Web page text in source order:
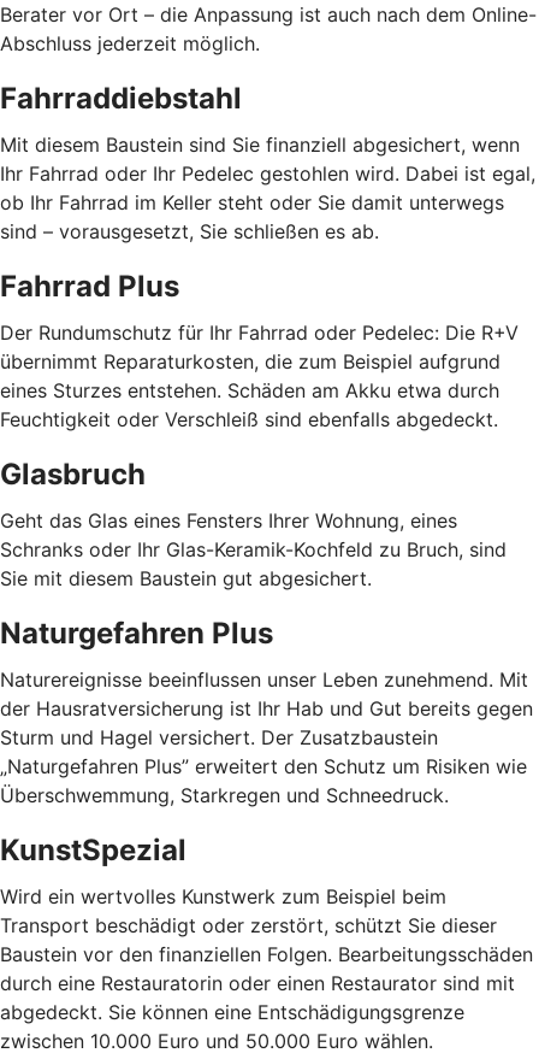
Berater vor Ort – die Anpassung ist auch nach dem Online-
Abschluss jederzeit möglich.
Fahrraddiebstahl
Mit diesem Baustein sind Sie finanziell abgesichert, wenn
Ihr Fahrrad oder Ihr Pedelec gestohlen wird. Dabei ist egal,
ob Ihr Fahrrad im Keller steht oder Sie damit unterwegs
sind – vorausgesetzt, Sie schließen es ab.
Fahrrad Plus
Der Rundumschutz für Ihr Fahrrad oder Pedelec: Die R+V
übernimmt Reparaturkosten, die zum Beispiel aufgrund
eines Sturzes entstehen. Schäden am Akku etwa durch
Feuchtigkeit oder Verschleiß sind ebenfalls abgedeckt.
Glasbruch
Geht das Glas eines Fensters Ihrer Wohnung, eines
Schranks oder Ihr Glas-Keramik-Kochfeld zu Bruch, sind
Sie mit diesem Baustein gut abgesichert.
Naturgefahren Plus
Naturereignisse beeinflussen unser Leben zunehmend. Mit
der Hausratversicherung ist Ihr Hab und Gut bereits gegen
Sturm und Hagel versichert. Der Zusatzbaustein
„Naturgefahren Plus” erweitert den Schutz um Risiken wie
Überschwemmung, Starkregen und Schneedruck.
KunstSpezial
Wird ein wertvolles Kunstwerk zum Beispiel beim
Transport beschädigt oder zerstört, schützt Sie dieser
Baustein vor den finanziellen Folgen. Bearbeitungsschäden
durch eine Restauratorin oder einen Restaurator sind mit
abgedeckt. Sie können eine Entschädigungsgrenze
zwischen 10.000 Euro und 50.000 Euro wählen.